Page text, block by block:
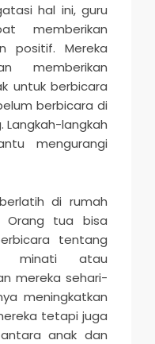
hal ini, guru
memberikan
positif. Mereka
memberikan
untuk berbicara
berbicara di
Langkah-langkah
mengurangi
di rumah
Orang tua bisa
tentang
minati atau
mereka sehari-
meningkatkan
tetapi juga
anak dan